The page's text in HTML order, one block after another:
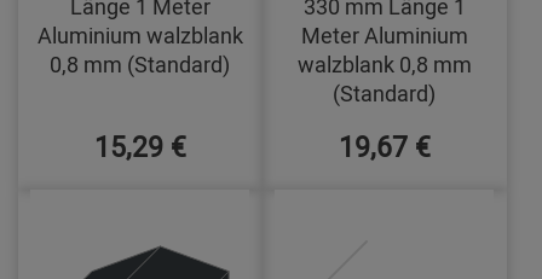
Länge 1 Meter
Aluminium walzblank
0,8 mm (Standard)
15,29 €
330 mm Länge 1
Meter Aluminium
walzblank 0,8 mm
(Standard)
19,67 €